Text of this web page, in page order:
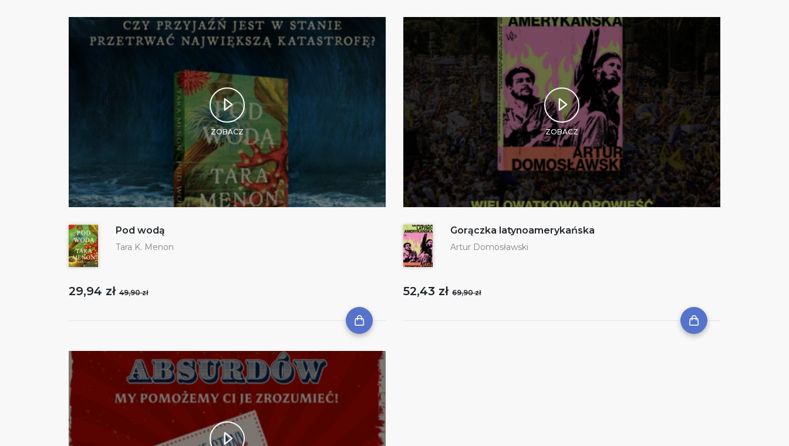
ZOBACZ
Pod wodą
Tara K. Menon
29,94 zł 49,90 zł
ZOBACZ
Gorączka latynoamerykańska
Artur Domosławski
52,43 zł 69,90 zł